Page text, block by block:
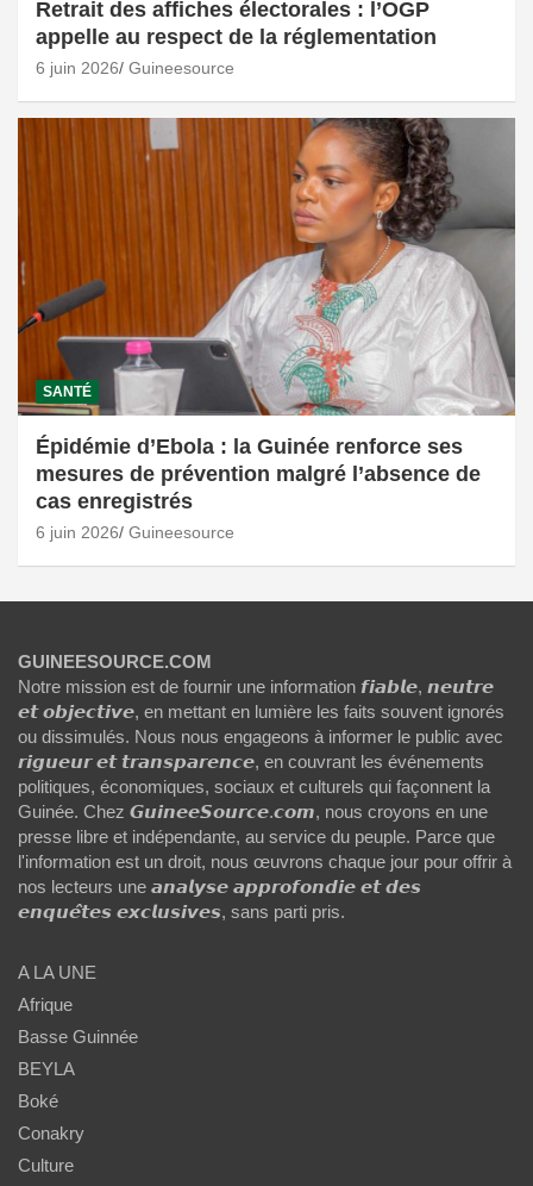
Retrait des affiches électorales : l’OGP
appelle au respect de la réglementation
6 juin 2026 Guineesource
SANTÉ
Épidémie d’Ebola : la Guinée renforce ses
mesures de prévention malgré l’absence de
cas enregistrés
6 juin 2026 Guineesource
GUINEESOURCE.COM
Notre mission est de fournir une information 𝙛𝙞𝙖𝙗𝙡𝙚, 𝙣𝙚𝙪𝙩𝙧𝙚
𝙚𝙩 𝙤𝙗𝙟𝙚𝙘𝙩𝙞𝙫𝙚, en mettant en lumière les faits souvent ignorés
ou dissimulés. Nous nous engageons à informer le public avec
𝙧𝙞𝙜𝙪𝙚𝙪𝙧 𝙚𝙩 𝙩𝙧𝙖𝙣𝙨𝙥𝙖𝙧𝙚𝙣𝙘𝙚, en couvrant les événements
politiques, économiques, sociaux et culturels qui façonnent la
Guinée. Chez 𝙂𝙪𝙞𝙣𝙚𝙚𝙎𝙤𝙪𝙧𝙘𝙚.𝙘𝙤𝙢, nous croyons en une
presse libre et indépendante, au service du peuple. Parce que
l'information est un droit, nous œuvrons chaque jour pour offrir à
nos lecteurs une 𝙖𝙣𝙖𝙡𝙮𝙨𝙚 𝙖𝙥𝙥𝙧𝙤𝙛𝙤𝙣𝙙𝙞𝙚 𝙚𝙩 𝙙𝙚𝙨
𝙚𝙣𝙦𝙪𝙚̂𝙩𝙚𝙨 𝙚𝙭𝙘𝙡𝙪𝙨𝙞𝙫𝙚𝙨, sans parti pris.
A LA UNE
Afrique
Basse Guinnée
BEYLA
Boké
Conakry
Culture